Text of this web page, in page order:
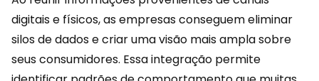
digitais e físicos, as empresas conseguem eliminar
silos de dados e criar uma visão mais ampla sobre
seus consumidores. Essa integração permite